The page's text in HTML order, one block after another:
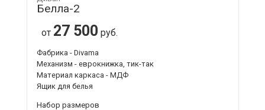
Белла-2
от 27 500 руб.
Фабрика - Divama
Механизм - еврокнижка, тик-так
Материал каркаса - МДФ
Ящик для белья
Набор размеров